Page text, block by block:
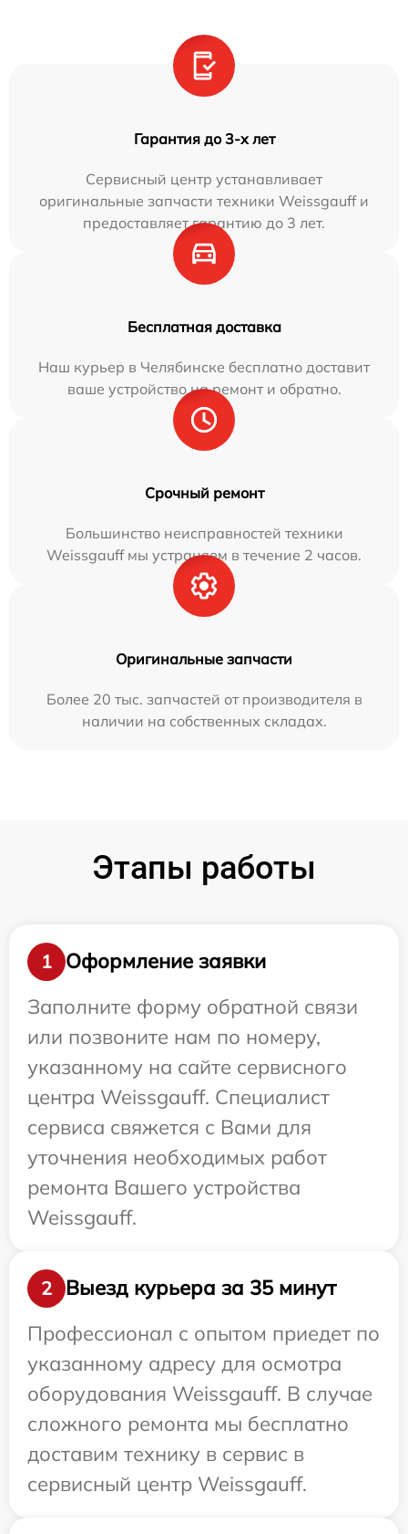
Гарантия до 3-х лет
Сервисный центр устанавливает
оригинальные запчасти техники Weissgauff и
предоставляет гарантию до 3 лет.
Бесплатная доставка
Наш курьер в Челябинске бесплатно доставит
ваше устройство на ремонт и обратно.
Срочный ремонт
Большинство неисправностей техники
Weissgauff мы устраняем в течение 2 часов.
Оригинальные запчасти
Более 20 тыс. запчастей от производителя в
наличии на собственных складах.
Этапы работы
1
Оформление заявки
Заполните форму обратной связи
или позвоните нам по номеру,
указанному на сайте сервисного
центра Weissgauff. Специалист
сервиса свяжется с Вами для
уточнения необходимых работ
ремонта Вашего устройства
Weissgauff.
2
Выезд курьера за 35 минут
Профессионал с опытом приедет по
указанному адресу для осмотра
оборудования Weissgauff. В случае
сложного ремонта мы бесплатно
доставим технику в сервис в
сервисный центр Weissgauff.